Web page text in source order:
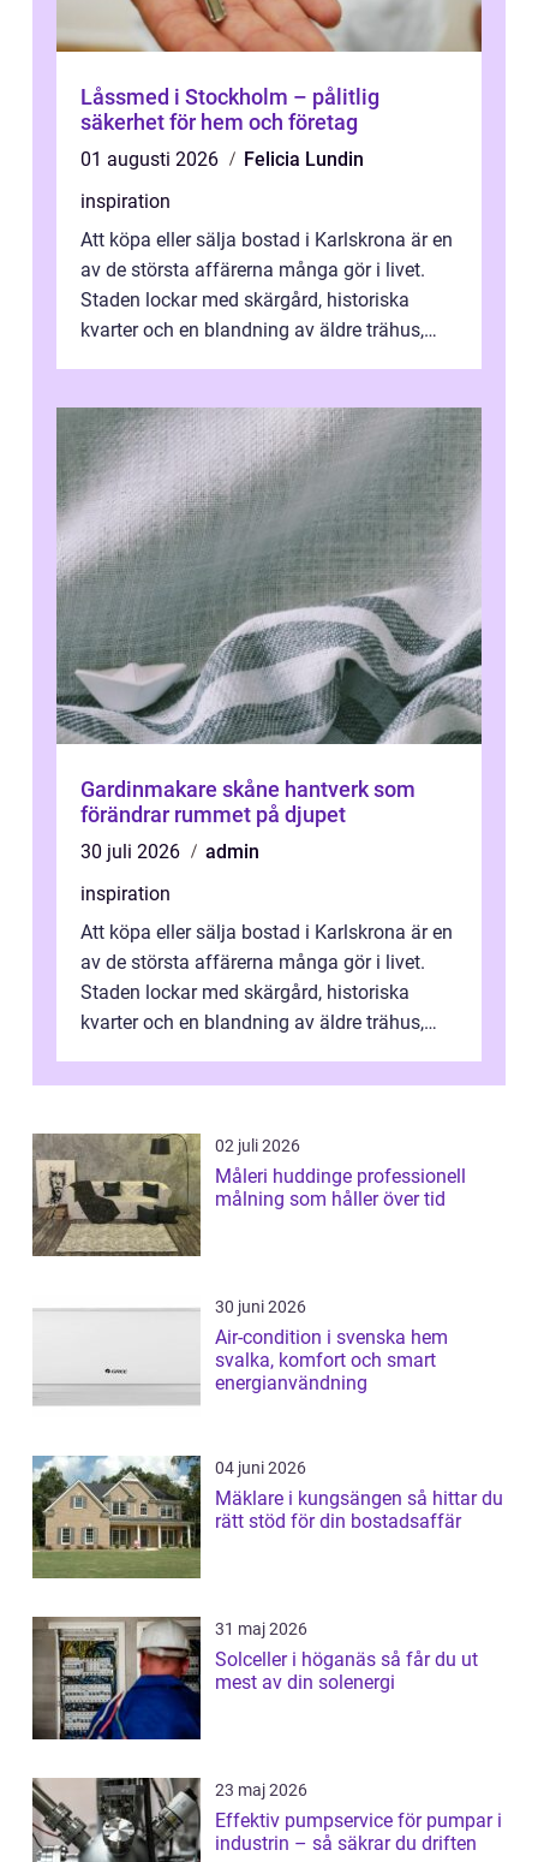
Låssmed i Stockholm – pålitlig
säkerhet för hem och företag
01 augusti 2026
Felicia Lundin
inspiration
Att köpa eller sälja bostad i Karlskrona är en
av de största affärerna många gör i livet.
Staden lockar med skärgård, historiska
kvarter och en blandning av äldre trähus,
Gardinmakare skåne hantverk som
förändrar rummet på djupet
30 juli 2026
admin
inspiration
Att köpa eller sälja bostad i Karlskrona är en
av de största affärerna många gör i livet.
Staden lockar med skärgård, historiska
kvarter och en blandning av äldre trähus,
02 juli 2026
Måleri huddinge professionell
målning som håller över tid
30 juni 2026
Air-condition i svenska hem
svalka, komfort och smart
energianvändning
04 juni 2026
Mäklare i kungsängen så hittar du
rätt stöd för din bostadsaffär
31 maj 2026
Solceller i höganäs så får du ut
mest av din solenergi
23 maj 2026
Effektiv pumpservice för pumpar i
industrin – så säkrar du driften